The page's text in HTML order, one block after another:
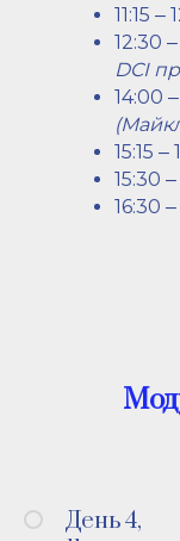
11:15
12:30
DCI
14:00
(
15:15
15:30
16:30
День 4,